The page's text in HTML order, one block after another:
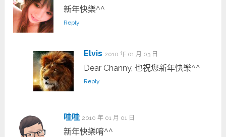
新年快樂^^
Reply
Elvis 2010 年 01 月 03 日
Dear Channy, 也祝您新年快樂^^
Reply
哇哇 2010 年 01 月 01 日
新年快樂唷^^